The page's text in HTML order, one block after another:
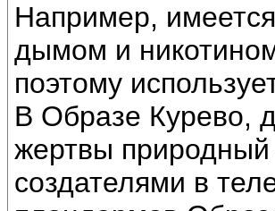
Например,
дымом и
поэтому
В Образе Курево,
жертвы природный
создателями в